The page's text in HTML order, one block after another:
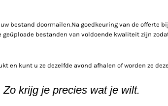
bestand doormailen.Na goedkeuring van de offerte
bestanden van voldoende kwaliteit zijn
en kunt u ze dezelfde avond afhalen of worden ze
krijg je precies wat je wilt.